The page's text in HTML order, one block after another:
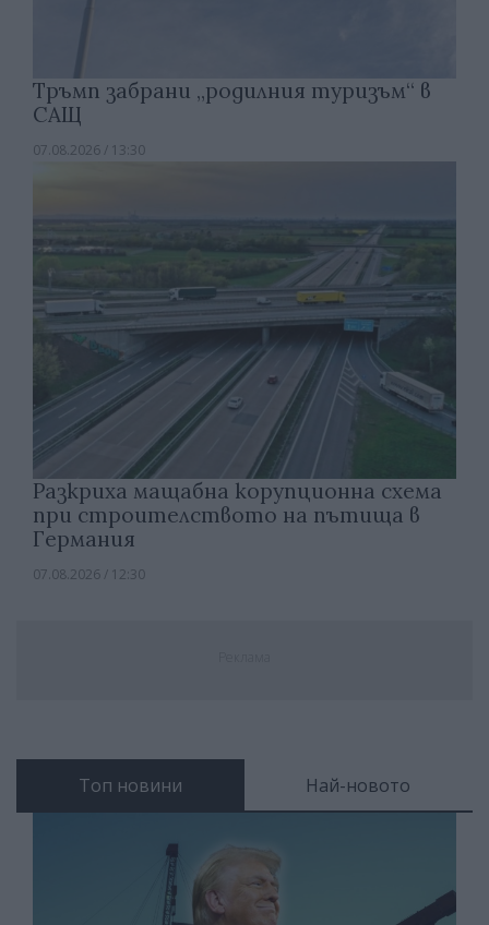
Тръмп забрани „родилния туризъм“ в
САЩ
07.08.2026 / 13:30
Разкриха мащабна корупционна схема
при строителството на пътища в
Германия
07.08.2026 / 12:30
Топ новини Най-новото